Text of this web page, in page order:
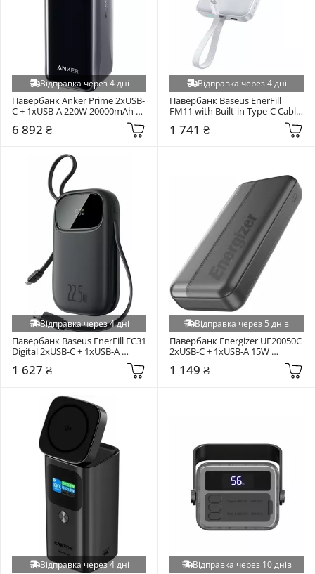
Відправка через 4 дні
Павербанк Anker Prime 2xUSB-
C + 1xUSB-A 220W 20000mAh
6 892 ₴
Відправка через 4 дні
Павербанк Baseus EnerFill
FM11 with Built-in Type-C Cable
2xUSB-C 30W 10000mAh White
(E0028905)
1 741 ₴
Відправка через 4 дні
Павербанк Baseus EnerFill FC31
Digital 2xUSB-C + 1xUSB-A
22,5W 10000mAh Cosmic Black
(P10082106123-00)
1 627 ₴
Відправка через 5 днів
Павербанк Energizer UE20050С
2xUSB-C + 1xUSB-A 15W
20000mAh Black (UE20050С)
1 149 ₴
Відправка через 4 дні Відправка через 10 днів